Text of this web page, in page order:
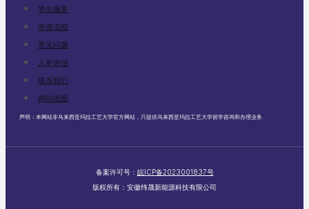
学生服务
申请流程
常见问题
入学评估
联系我们
网站地图
声明：本网站非马来西亚玛拉工艺大学官方网站，只提供马来西亚玛拉工艺大学留学咨询和办理业务.
备案许可号： 皖ICP备2023001837号
版权所有：安徽纬晟新能源科技有限公司